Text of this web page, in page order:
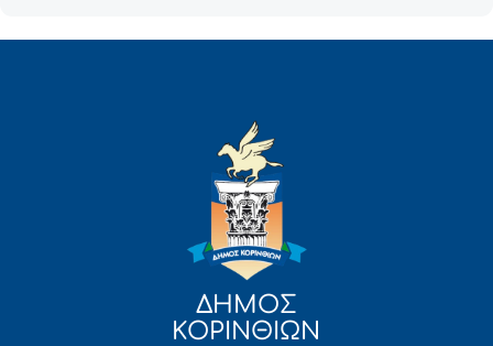
ΔΗΜΟΣ
ΚΟΡΙΝΘΙΩΝ